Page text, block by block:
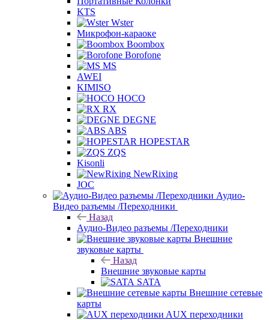
KTS
Wster
Микрофон-караоке
Boombox
Borofone
MS
AWEI
KIMISO
HOCO
RX
DEGNE
ABS
HOPESTAR
ZQS
Kisonli
NewRixing
JOC
Аудио-
Видео разъемы /Переходники
Назад
Аудио-Видео разъемы /Переходники
Внешние
звуковые карты
Назад
Внешние звуковые карты
SATA
Внешние сетевые
карты
AUX переходники